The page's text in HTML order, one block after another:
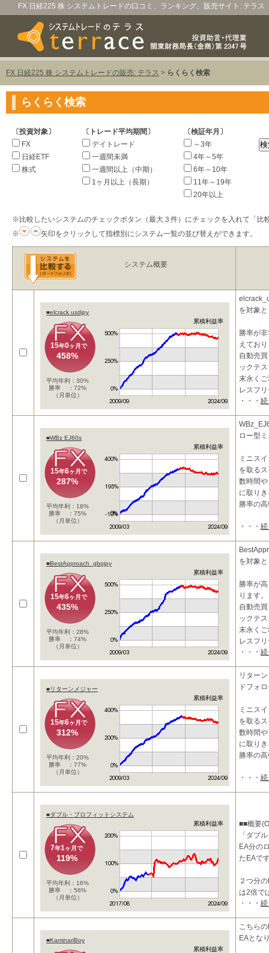
FX 日経225 株 システムトレードの口コミ、ランキング、販売サイト: テラス
FX 日経225 株 システムトレードの販売: テラス > らくらく検索
らくらく検索
〔投資対象〕
FX
日経ETF
株式
〔トレード平均期間〕
デイトレード
一週間未満
一週間以上（中期）
1ヶ月以上（長期）
〔検証年月〕
～3年
4年～5年
6年～10年
11年～19年
20年以上
※比較したいシステムのチェックボタン（最大３件）にチェックを入れて「比
※
矢印をクリックして指標別にシステム一覧の並び替えができます。
システム概要
■elcrack usdjpy
累積利益率
15年0ヶ月で
458%
平均年利：30%
勝率 ：72%
（月単位）
を対象
勝率が
えてお
自動売
ックテ
末永く
レスフ
・・・
■WBz EJ60s
累積利益率
15年6ヶ月で
287%
平均年利：18%
勝率 ：75%
（月単位）
ロー型
ミニス
を取る
数時間
に取り
勝率の
こ・・・
■BestApproach_gbpjpy
累積利益率
15年6ヶ月で
435%
平均年利：28%
勝率 ：74%
（月単位）
を対象
勝率が
ります。
自動売
ックテ
末永く
レスフ
・・・
■リターンメジャー
累積利益率
15年6ヶ月で
312%
平均年利：20%
勝率 ：77%
（月単位）
リター
ドフォ
ミニス
を取る
数時間
に取り
勝率の
・・・
■ダブル・プロフィットシステム
累積利益率
7年1ヶ月で
119%
平均年利：16%
勝率 ：56%
（月単位）
■■概要
「ダブ
EA分の
たEAで
２つ分
は2倍で
点でも
【損小
・・・
■KaminariBoy
累積利益率
こちら
EAとな